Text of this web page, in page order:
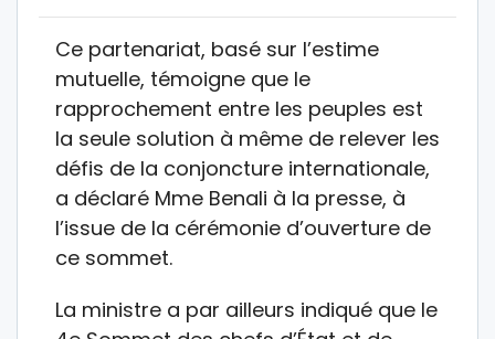
Ce partenariat, basé sur l’estime
mutuelle, témoigne que le
rapprochement entre les peuples est
la seule solution à même de relever les
défis de la conjoncture internationale,
a déclaré Mme Benali à la presse, à
l’issue de la cérémonie d’ouverture de
ce sommet.
La ministre a par ailleurs indiqué que le